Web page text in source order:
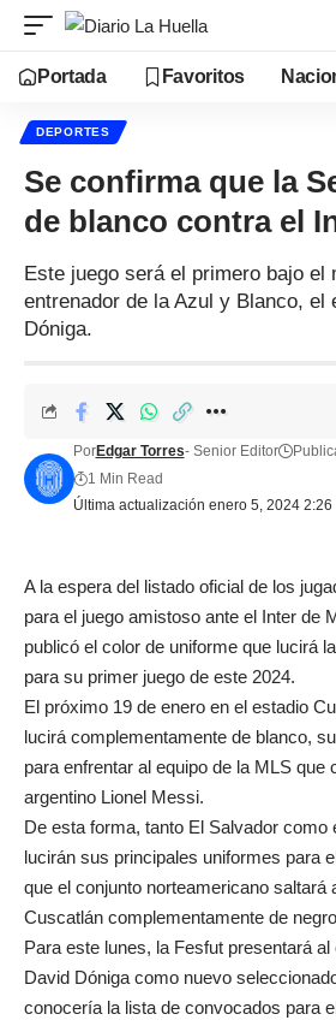
Portada Favoritos
DEPORTES
Se confirma que la
de blanco contra el
Este juego será el primero bajo el
entrenador de la Azul y Blanco, el
Dóniga.
Última actualización enero 5, 2024 2:26
PorEdgar Torres- Senior Editor
1 Min Read
A la espera del listado oficial de los
para el juego amistoso ante el Inter de
publicó el color de uniforme que lucirá
para su primer juego de este 2024.
El próximo 19 de enero en el estadio
lucirá complementamente de blanco,
para enfrentar al equipo de la MLS que
argentino Lionel Messi.
De esta forma, tanto El Salvador como
lucirán sus principales uniformes para
que el conjunto norteamericano saltará
Cuscatlán complementamente de
Para este lunes, la Fesfut presentará
David Dóniga como nuevo
conocería la lista de convocados para